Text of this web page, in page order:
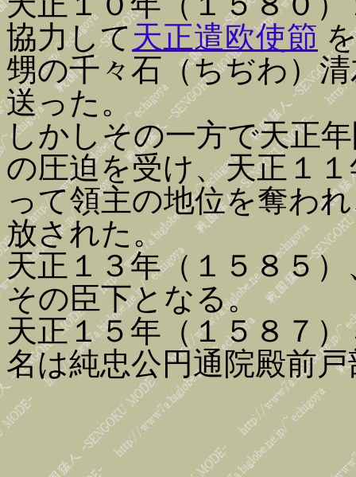
協力して天正遣欧使節
甥の千々石（ちぢわ）
送った。
しかしその一方で天正
の圧迫を受け、天正１
って領主の地位を奪わ
放された。
天正１３年（１５８５）
その臣下となる。
天正１５年（１５８７
名は純忠公円通院殿前